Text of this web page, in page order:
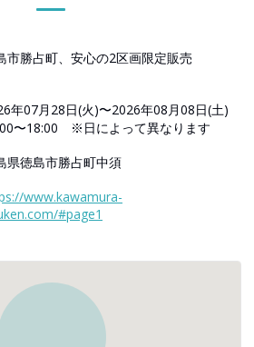
市勝占町、安心の2区画限定販売
年07月28日(火)〜2026年08月08日(土)
〜18:00 ※日によって異なります
県徳島市勝占町中須
www.kawamura-
#page1